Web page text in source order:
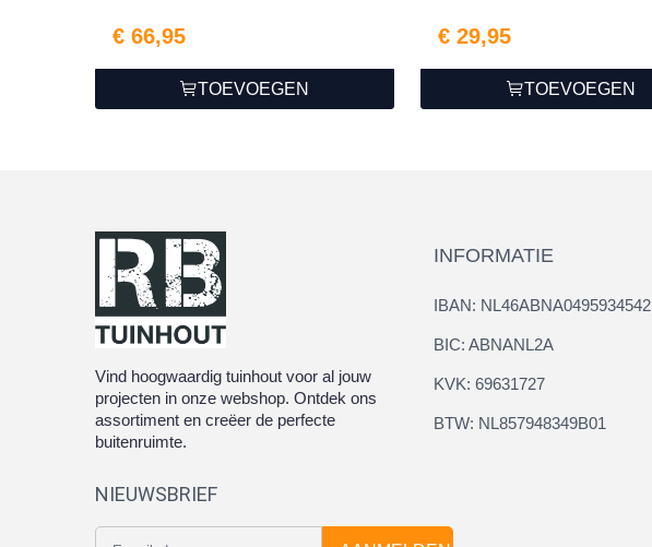
€ 66,95
TOEVOEGEN
€ 29,95
TOEVOEGEN
Vind hoogwaardig tuinhout voor al jouw
projecten in onze webshop. Ontdek ons
assortiment en creëer de perfecte
buitenruimte.
NIEUWSBRIEF
INFORMATIE
IBAN: NL46ABNA0495934542
BIC: ABNANL2A
KVK: 69631727
BTW: NL857948349B01